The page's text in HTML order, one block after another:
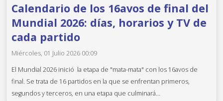
Calendario de los 16avos de final del
Mundial 2026: días, horarios y TV de
cada partido
Miércoles, 01 Julio 2026 00:09
El Mundial 2026 inició la etapa de "mata-mata" con los 16avos de
final. Se trata de 16 partidos en la que se enfrentan primeros,
segundos y terceros, en una etapa que culminará...